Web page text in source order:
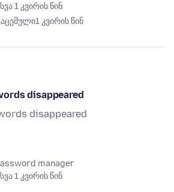
1 კვირის წინ
1 კვირის წინ
disappeared
disappeared
manager
1 კვირის წინ